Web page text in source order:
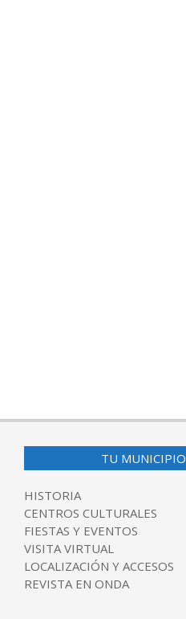
TU MUNICIPIO
HISTORIA
CENTROS CULTURALES
FIESTAS Y EVENTOS
VISITA VIRTUAL
LOCALIZACIÓN Y ACCESOS
REVISTA EN ONDA